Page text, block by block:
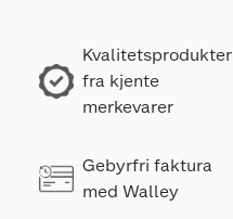
Kvalitetsprodukter
fra kjente
merkevarer
Gebyrfri faktura
med Walley